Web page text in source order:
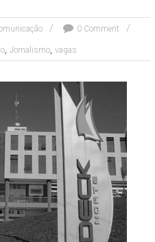
0 Comment
, Jornalismo, vagas